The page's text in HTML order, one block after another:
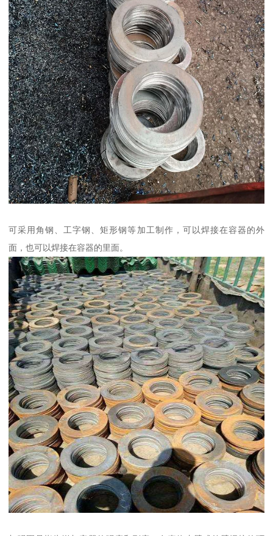
可采用角钢、工字钢、矩形钢等加工制作，可以焊接在容器的外
面，也可以焊接在容器的里面。